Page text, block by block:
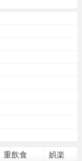
重飲食 娯楽